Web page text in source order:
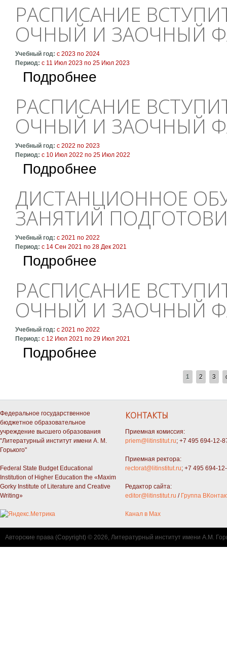
РАСПИСАНИЕ
ОЧНЫЙ И ЗАОЧНЫЙ
Учебный год: с 2023по 2024
Период: с 11 Июл 2023по 25 Июл 2023
Подробнее
РАСПИСАНИЕ
ОЧНЫЙ И ЗАОЧНЫЙ
Учебный год: с 2022 по 2023
Период: с 10 Июл 2022 по 25 Июл 2022
Подробнее
ДИСТАНЦИОННОЕ
ЗАНЯТИЙ
Учебный год: с 2021 по 2022
Период: с 14 Сен 2021 по 28 Дек 2021
Подробнее
РАСПИСАНИЕ
ОЧНЫЙ И ЗАОЧНЫЙ
Учебный год: с 2021 по 2022
Период: с 12 Июл 2021 по 29 Июл 2021
Подробнее
1 2 3
Федеральное государственное
бюджетное образовательное
учреждение высшего образования
"Литературный институт имени А. М.
Горького"
Federal State Budget Educational
Institution of Higher Education the «Maxim
Gorky Institute of Literature and Creative
Writing»
КОНТАКТЫ
Приемная комиссия:
priem@litinstitut.ru; +7 495 694-12-
Приемная ректора:
rectorat@litinstitut.ru; +7 495 694-
Редактор сайта:
editor@litinstitut.ru / Группа
Канал в Max
Авторские права (Copyright) © 2026, Литературный институт имени А.М.